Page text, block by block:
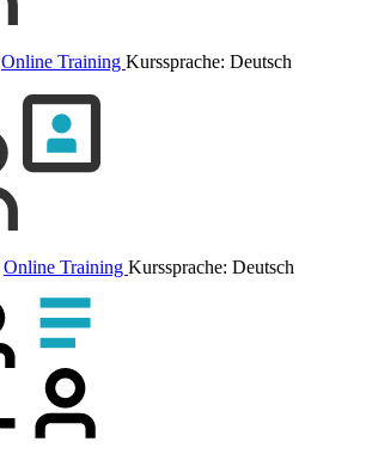
Online Training Kurssprache: Deutsch
Online Training Kurssprache: Deutsch